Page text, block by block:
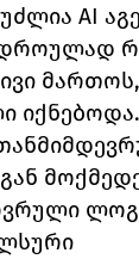
AI
იქნებოდა.